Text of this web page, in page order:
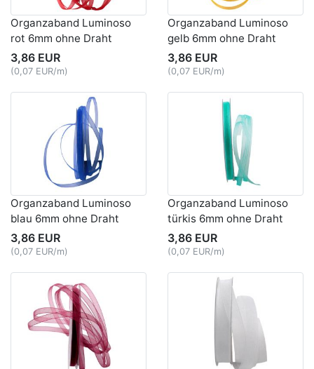
Organzaband Luminoso
rot 6mm ohne Draht
3,86 EUR
(0,07 EUR/m)
Organzaband Luminoso
gelb 6mm ohne Draht
3,86 EUR
(0,07 EUR/m)
Organzaband Luminoso
blau 6mm ohne Draht
3,86 EUR
(0,07 EUR/m)
Organzaband Luminoso
türkis 6mm ohne Draht
3,86 EUR
(0,07 EUR/m)